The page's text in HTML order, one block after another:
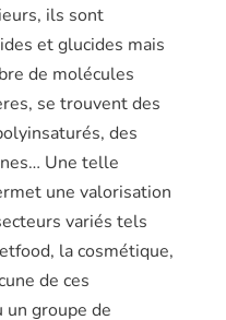
ils sont
et glucides mais
de molé­cules
se trouvent des
des
Une telle
une valorisation
variés tels
la cosmétique,
de ces
un groupe de